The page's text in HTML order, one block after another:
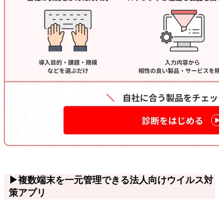
▶複数端末を一元管理できる法人向けウイルス対
策アプリ